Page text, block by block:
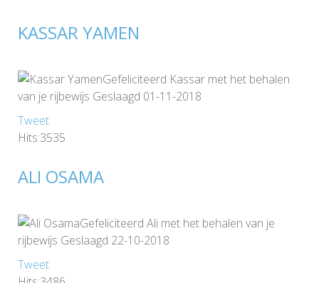
KASSAR YAMEN
Gefeliciteerd Kassar met het behalen
van je rijbewijs Geslaagd 01-11-2018
Tweet
Hits:3535
ALI OSAMA
Gefeliciteerd Ali met het behalen van je
rijbewijs Geslaagd 22-10-2018
Tweet